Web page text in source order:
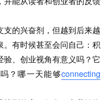
的兴奋剂，但越到后来越
有时候甚至会问自己：积
验、创业视角有意义吗？它
？哪一天能够connecting